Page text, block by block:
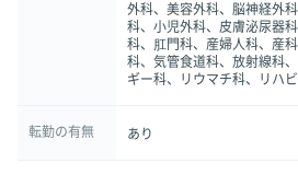
外科、美容外科、脳神経外
科、小児外科、皮膚泌尿器
科、肛門科、産婦人科、産
科、気管食道科、放射線科
ギー科、リウマチ科、リハ
転勤の有無 あり